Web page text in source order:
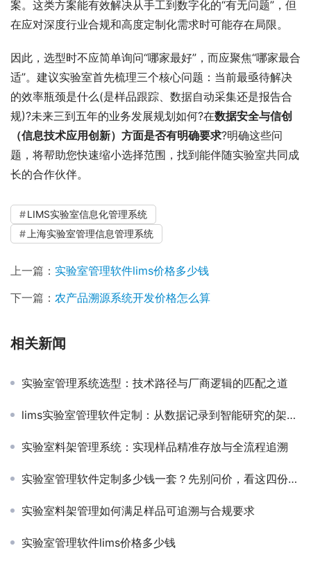
案。这类方案能有效解决从手工到数字化的“有无问题”，但
在应对深度行业合规和高度定制化需求时可能存在局限。
因此，选型时不应简单询问“哪家最好”，而应聚焦“哪家最合
适”。建议实验室首先梳理三个核心问题：当前最亟待解决
的效率瓶颈是什么(是样品跟踪、数据自动采集还是报告合
规)?未来三到五年的业务发展规划如何?在数据安全与信创
（信息技术应用创新）方面是否有明确要求?明确这些问
题，将帮助您快速缩小选择范围，找到能伴随实验室共同成
长的合作伙伴。
LIMS实验室信息化管理系统
上海实验室管理信息管理系统
上一篇： 实验室管理软件lims价格多少钱
下一篇： 农产品溯源系统开发价格怎么算
相关新闻
实验室管理系统选型：技术路径与厂商逻辑的匹配之道
lims实验室管理软件定制：从数据记录到智能研究的架构升级
实验室料架管理系统：实现样品精准存放与全流程追溯
实验室管理软件定制多少钱一套？先别问价，看这四份政府采购单
实验室料架管理如何满足样品可追溯与合规要求
实验室管理软件lims价格多少钱